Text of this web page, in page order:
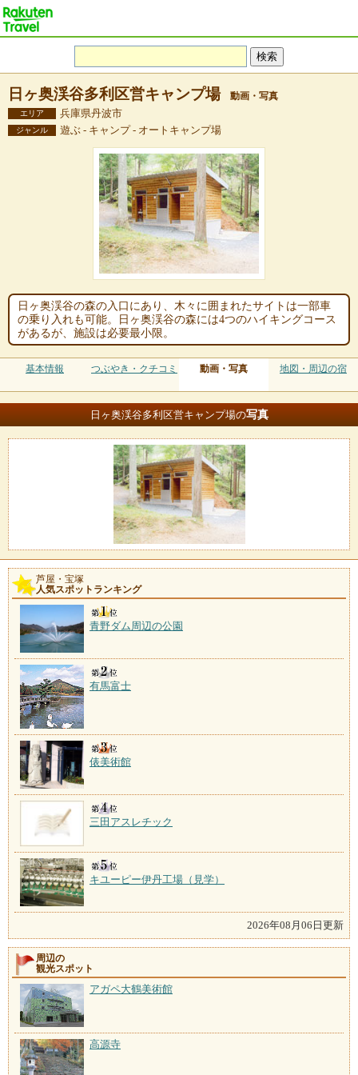
日ヶ奥渓谷多利区営キャンプ場 動画・写真
エリア 兵庫県丹波市
ジャンル 遊ぶ - キャンプ - オートキャンプ場
日ヶ奥渓谷の森の入口にあり、木々に囲まれたサイトは一部車
の乗り入れも可能。日ヶ奥渓谷の森には4つのハイキングコース
があるが、施設は必要最小限。
基本情報 つぶやき・クチコミ 動画・写真 地図・周辺の宿
日ヶ奥渓谷多利区営キャンプ場の写真
芦屋・宝塚
人気スポットランキング
青野ダム周辺の公園
有馬富士
俵美術館
三田アスレチック
キユーピー伊丹工場（見学）
2026年08月06日更新
周辺の
観光スポット
アガペ大鶴美術館
高源寺